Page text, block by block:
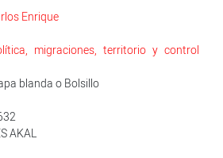
Enrique
migraciones, territorio y control
blanda o Bolsillo
AKAL